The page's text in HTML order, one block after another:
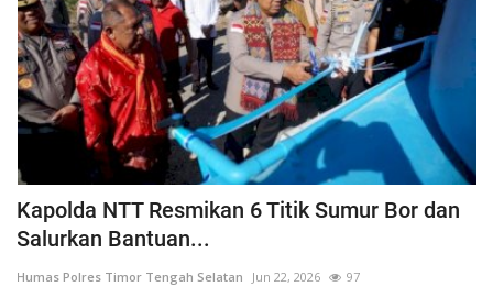
Kapolda NTT Resmikan 6 Titik Sumur Bor dan
Salurkan Bantuan...
Humas Polres Timor Tengah Selatan Jun 22, 2026 97